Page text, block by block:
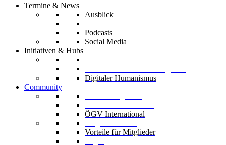
Termine & News
Ausblick
Podcasts
Social Media
Initiativen & Hubs
Digitaler Humanismus
Community
ÖGV International
Vorteile für Mitglieder